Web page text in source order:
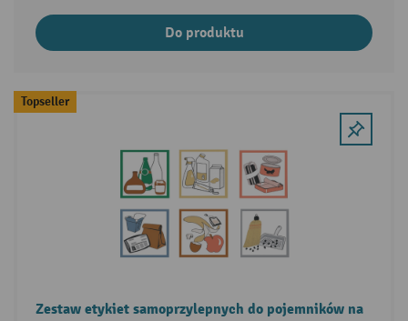
Do produktu
Topseller
Zestaw etykiet samoprzylepnych do pojemników na